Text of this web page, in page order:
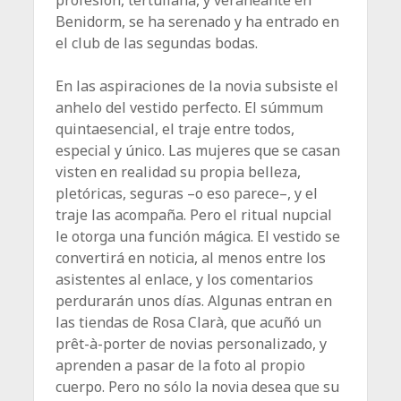
Benidorm, se ha serenado y ha entrado en
el club de las segundas bodas.
En las aspiraciones de la novia subsiste el
anhelo del vestido perfecto. El súmmum
quintaesencial, el traje entre todos,
especial y único. Las mujeres que se casan
visten en realidad su propia belleza,
pletóricas, seguras –o eso parece–, y el
traje las acompaña. Pero el ritual nupcial
le otorga una función mágica. El vestido se
convertirá en noticia, al menos entre los
asistentes al enlace, y los comentarios
perdurarán unos días. Algunas entran en
las tiendas de Rosa Clarà, que acuñó un
prêt-à-porter de novias personalizado, y
aprenden a pasar de la foto al propio
cuerpo. Pero no sólo la novia desea que su